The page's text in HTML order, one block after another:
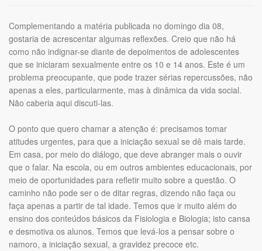
Complementando a matéria publicada no domingo dia 08,
gostaria de acrescentar algumas reflexões. Creio que não há
como não indignar-se diante de depoimentos de adolescentes
que se iniciaram sexualmente entre os 10 e 14 anos. Este é um
problema preocupante, que pode trazer sérias repercussões, não
apenas a eles, particularmente, mas à dinâmica da vida social.
Não caberia aqui discuti-las.
O ponto que quero chamar a atenção é: precisamos tomar
atitudes urgentes, para que a iniciação sexual se dê mais tarde.
Em casa, por meio do diálogo, que deve abranger mais o ouvir
que o falar. Na escola, ou em outros ambientes educacionais, por
meio de oportunidades para refletir muito sobre a questão. O
caminho não pode ser o de ditar regras, dizendo não faça ou
faça apenas a partir de tal idade. Temos que ir muito além do
ensino dos conteúdos básicos da Fisiologia e Biologia; isto cansa
e desmotiva os alunos. Temos que levá-los a pensar sobre o
namoro, a iniciação sexual, a gravidez precoce etc.